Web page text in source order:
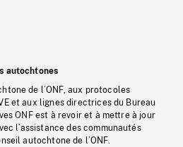
autochtones
de l’ONF, aux protocoles
et aux lignes directrices du Bureau
ONF est à revoir et à mettre à jour
l’assistance des communautés
autochtone de l’ONF.